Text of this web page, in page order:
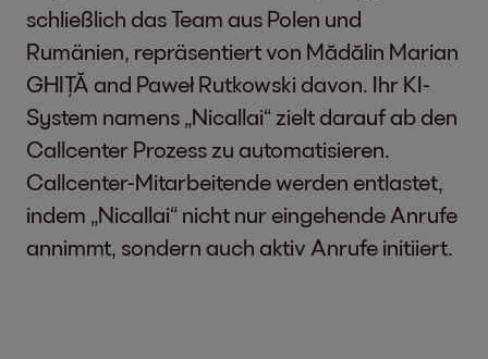
schließlich das Team aus Polen und
Rumänien, repräsentiert von Mădălin Marian
GHIȚĂ and Paweł Rutkowski davon. Ihr KI-
System namens „Nicallai“ zielt darauf ab den
Callcenter Prozess zu automatisieren.
Callcenter-Mitarbeitende werden entlastet,
indem „Nicallai“ nicht nur eingehende Anrufe
annimmt, sondern auch aktiv Anrufe initiiert.